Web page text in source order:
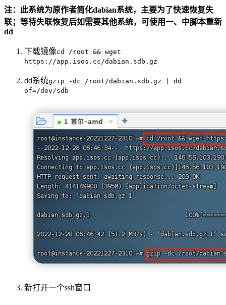
注：此系统为原作者简化dabian系统，主要为了快速恢复失
联；等待失联恢复后如需要其他系统，可使用一、中脚本重新
dd
下载镜像cd /root && wget
https://app.isos.cc/dabian.sdb.gz
dd系统gzip -dc /root/dabian.sdb.gz | dd
of=/dev/sdb
新打开一个ssh窗口